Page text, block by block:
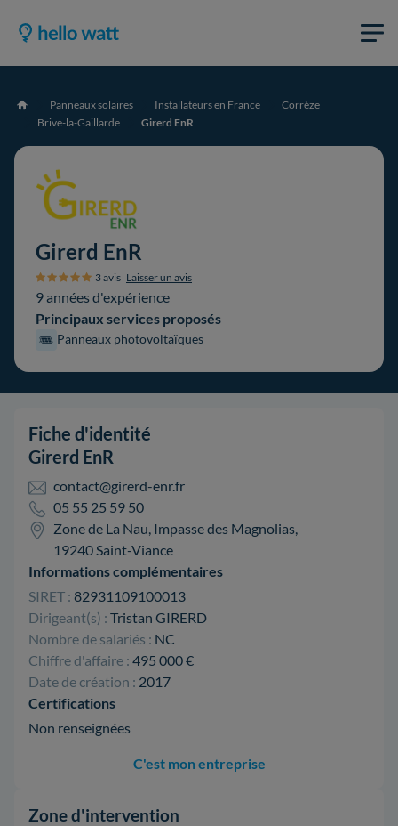
Accueil Panneaux solaires Installateurs en France
Corrèze
Brive-la-Gaillarde
Girerd EnR
Girerd EnR
3 avis Laisser un avis
9 années d'expérience
Principaux services proposés
Panneaux photovoltaïques
Fiche d'identité
Girerd EnR
contact@girerd-enr.fr
05 55 25 59 50
Zone de La Nau, Impasse des Magnolias,
19240 Saint-Viance
Informations complémentaires
SIRET : 82931109100013
Dirigeant(s) : Tristan GIRERD
Nombre de salariés : NC
Chiffre d'affaire : 495 000 €
Date de création : 2017
Certifications
Non renseignées
C'est mon entreprise
Zone d'intervention